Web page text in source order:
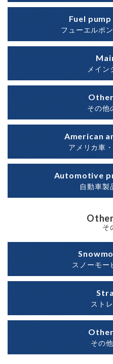
Fuel
フューエルポ
メイン
その他
American
アメリカ車
Automotive
自動車製
そ
スノーモー
スト
その